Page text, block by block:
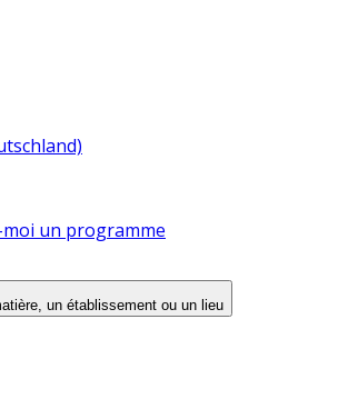
moi un programme
un établissement ou un lieu